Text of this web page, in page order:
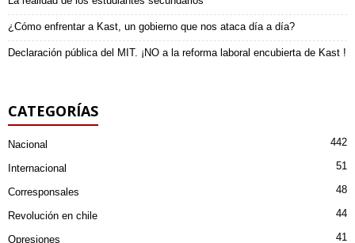
¿Cómo enfrentar a Kast, un gobierno que nos ataca día a día?
Declaración pública del MIT. ¡NO a la reforma laboral encubierta de Kast !
CATEGORÍAS
Nacional 442
Internacional 51
Corresponsales 48
Revolución en chile 44
Opresiones 41